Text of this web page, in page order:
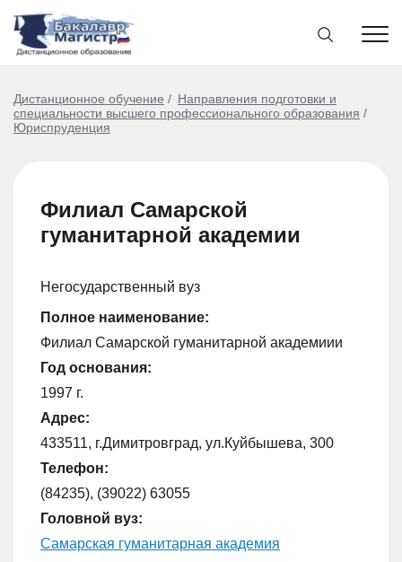
Дистанционное обучение
Направления подготовки и
специальности высшего профессионального образования
Юриспруденция
Филиал Самарской
гуманитарной академии
Негосударственный вуз
Полное наименование:
Филиал Самарской гуманитарной академиии
Год основания:
1997 г.
Адрес:
433511, г.Димитровград, ул.Куйбышева, 300
Телефон:
(84235), (39022) 63055
Головной вуз:
Самарская гуманитарная академия